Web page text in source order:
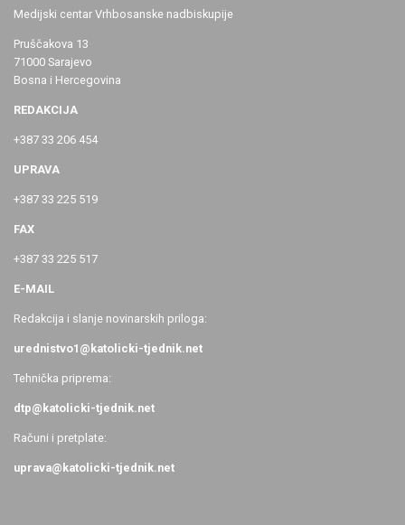
Medijski centar Vrhbosanske nadbiskupije
Pruščakova 13
71000 Sarajevo
Bosna i Hercegovina
REDAKCIJA
+387 33 206 454
UPRAVA
+387 33 225 519
FAX
+387 33 225 517
E-MAIL
Redakcija i slanje novinarskih priloga:
urednistvo1@katolicki-tjednik.net
Tehnička priprema:
dtp@katolicki-tjednik.net
Računi i pretplate:
uprava@katolicki-tjednik.net